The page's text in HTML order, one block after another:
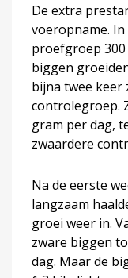
De extra
voeropname.
proefgroep
biggen
bijna twee keer
controlegroep.
gram per dag,
zwaardere
Na de eerste
langzaam
groei weer in.
zware biggen
dag. Maar de